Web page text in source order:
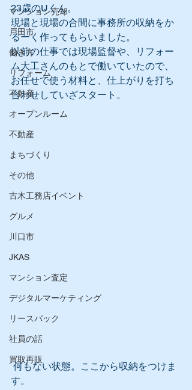
マンション売却
戸田市
働き方
リフォーム
不動産
オープンルーム
不動産
まちづくり
その他
古木工務店イベント
グルメ
川口市
JKAS
マンション査定
デジタルマーケティング
リースバック
社員の話
買取再販
23歳のUくん。
現場と現場の合間に事務所の収納をか
るーく作ってもらいました。
以前の仕事では現場監督や、リフォー
ム大工さんのもとで働いていたので、
お任せで使う材料と、仕上がりを打ち
合わせしていざスタート。
何もない状態。ここから収納をつけま
す。